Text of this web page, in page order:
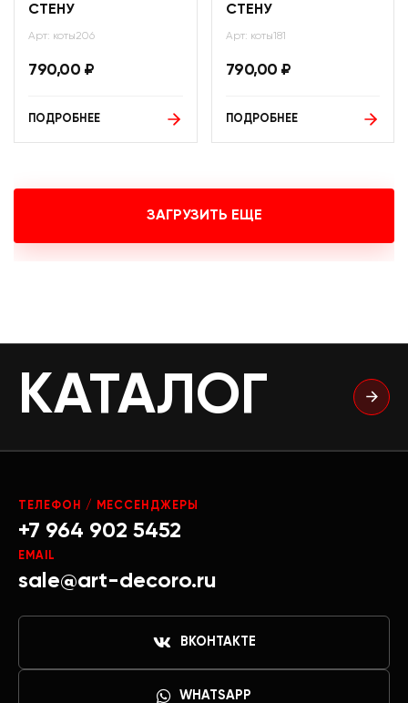
СТЕНУ
Арт: коты206
790,00 ₽
ПОДРОБНЕЕ
СТЕНУ
Арт: коты181
790,00 ₽
ПОДРОБНЕЕ
ЗАГРУЗИТЬ ЕЩЕ
КАТАЛОГ
ТЕЛЕФОН / МЕССЕНДЖЕРЫ
+7 964 902 5452
EMAIL
sale@art-decoro.ru
ВКОНТАКТЕ
WHATSAPP